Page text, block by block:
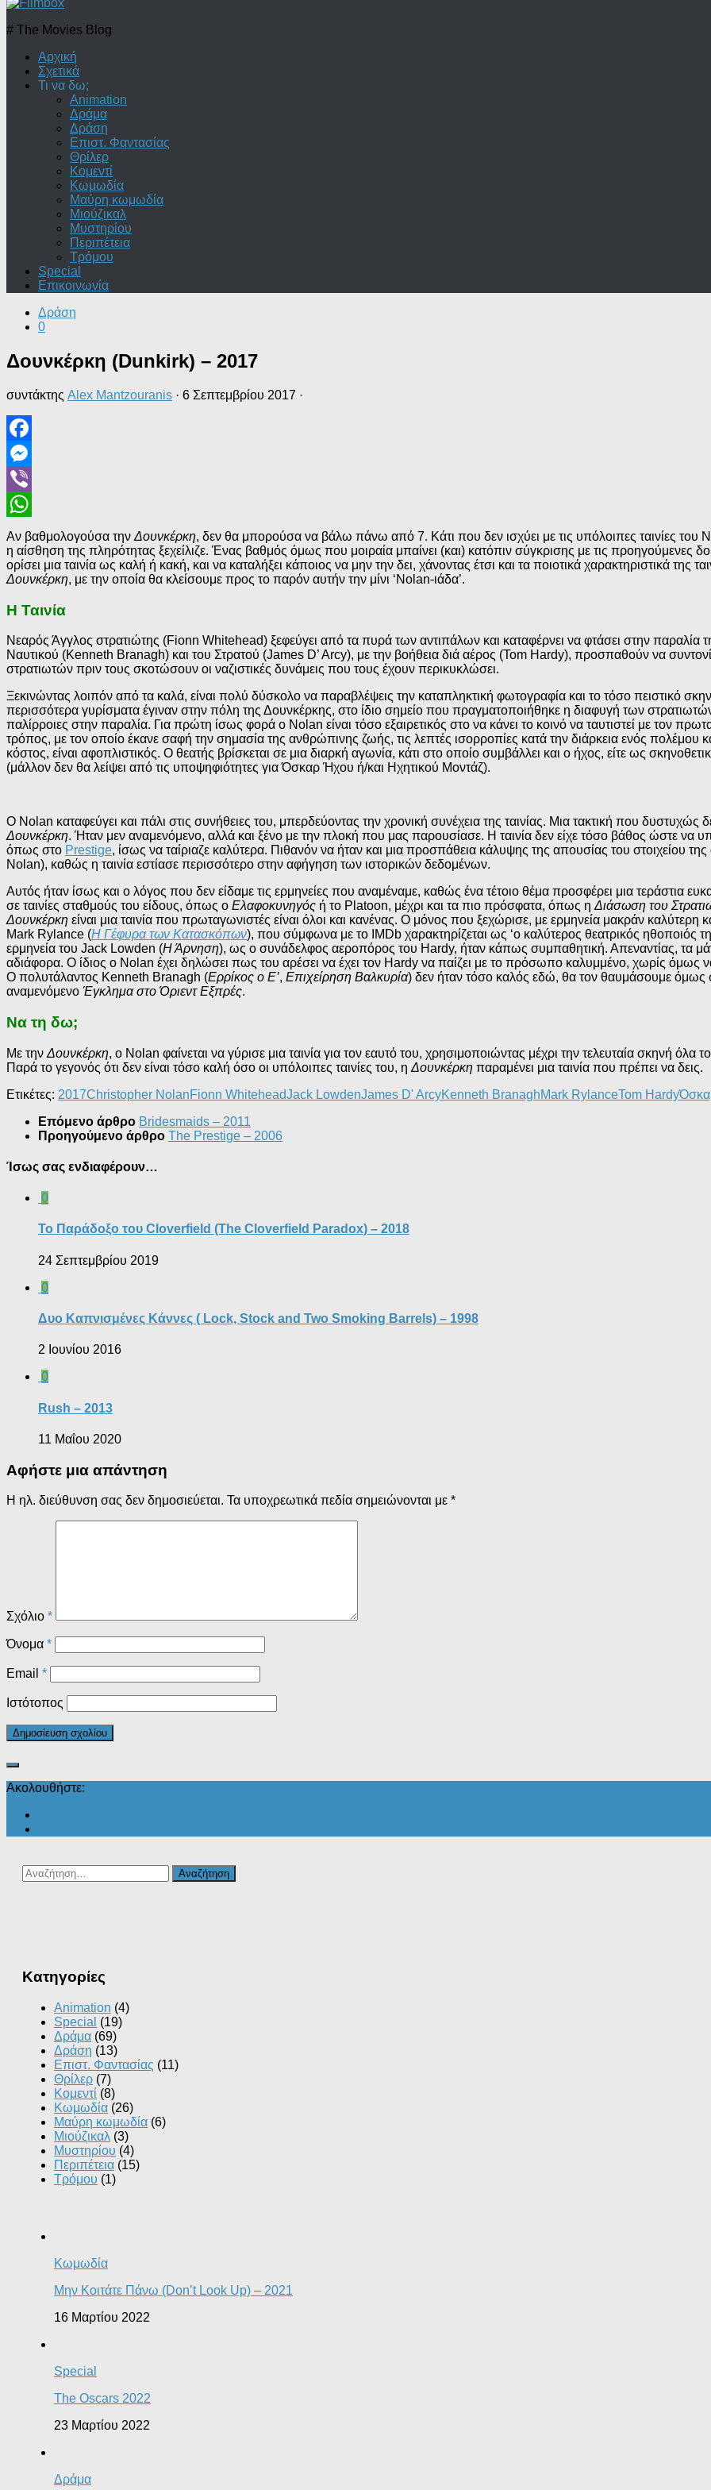
# The Movies Blog
Αρχική
Σχετικά
Τι να δω;
Animation
Δράμα
Δράση
Επιστ. Φαντασίας
Θρίλερ
Κομεντί
Κωμωδία
Μαύρη κωμωδία
Μιούζικαλ
Μυστηρίου
Περιπέτεια
Τρόμου
Special
Επικοινωνία
Δράση
0
Δουνκέρκη (Dunkirk) – 2017
συντάκτης Alex Mantzouranis · 6 Σεπτεμβρίου 2017 ·
Facebook
Messenger
Viber
WhatsApp
Αν βαθμολογούσα την Δουνκέρκη, δεν θα μπορούσα να βάλω πάνω από 7. Κάτι που δεν ισχύει με τις υπόλοιπες ταινίες
η αίσθηση της πληρότητας ξεχείλιζε. Ένας βαθμός όμως που μοιραία μπαίνει (και) κατόπιν σύγκρισης με τις προηγούμενες
ορίσει μια ταινία ως καλή ή κακή, και να καταλήξει κάποιος να μην την δει, χάνοντας έτσι και τα ποιοτικά χαρακτηριστικά της
Δουνκέρκη, με την οποία θα κλείσουμε προς το παρόν αυτήν την μίνι ‘Nolan-ιάδα’.
Η Ταινία
Νεαρός Άγγλος στρατιώτης (Fionn Whitehead) ξεφεύγει από τα πυρά των αντιπάλων και καταφέρνει να φτάσει στην παραλία
Ναυτικού (Kenneth Branagh) και του Στρατού (James D’ Arcy), με την βοήθεια διά αέρος (Tom Hardy), προσπαθούν να
στρατιωτών πριν τους σκοτώσουν οι ναζιστικές δυνάμεις που τους έχουν περικυκλώσει.
Ξεκινώντας λοιπόν από τα καλά, είναι πολύ δύσκολο να παραβλέψεις την καταπληκτική φωτογραφία και το τόσο πειστικό
περισσότερα γυρίσματα έγιναν στην πόλη της Δουνκέρκης, στο ίδιο σημείο που πραγματοποιήθηκε η διαφυγή των
παλίρροιες στην παραλία. Για πρώτη ίσως φορά ο Nolan είναι τόσο εξαιρετικός στο να κάνει το κοινό να ταυτιστεί με τον
τρόπος, με τον οποίο έκανε σαφή την σημασία της ανθρώπινης ζωής, τις λεπτές ισορροπίες κατά την διάρκεια ενός πολέμου
κόστος, είναι αφοπλιστικός. Ο θεατής βρίσκεται σε μια διαρκή αγωνία, κάτι στο οποίο συμβάλλει και ο ήχος, είτε ως
(μάλλον δεν θα λείψει από τις υποψηφιότητες για Όσκαρ Ήχου ή/και Ηχητικού Μοντάζ).
Ο Nolan καταφεύγει και πάλι στις συνήθειες του, μπερδεύοντας την χρονική συνέχεια της ταινίας. Μια τακτική που δυστυχώς
Δουνκέρκη. Ήταν μεν αναμενόμενο, αλλά και ξένο με την πλοκή που μας παρουσίασε. Η ταινία δεν είχε τόσο βάθος ώστε να
όπως στο Prestige, ίσως να ταίριαζε καλύτερα. Πιθανόν να ήταν και μια προσπάθεια κάλυψης της απουσίας του στοιχείου
Nolan), καθώς η ταινία εστίασε περισσότερο στην αφήγηση των ιστορικών δεδομένων.
Αυτός ήταν ίσως και ο λόγος που δεν είδαμε τις ερμηνείες που αναμέναμε, καθώς ένα τέτοιο θέμα προσφέρει μια τεράστια
σε ταινίες σταθμούς του είδους, όπως ο Ελαφοκυνηγός ή το Platoon, μέχρι και τα πιο πρόσφατα, όπως η Διάσωση του
Δουνκέρκη είναι μια ταινία που πρωταγωνιστές είναι όλοι και κανένας. Ο μόνος που ξεχώρισε, με ερμηνεία μακράν
Mark Rylance (Η Γέφυρα των Κατασκόπων), που σύμφωνα με το IMDb χαρακτηρίζεται ως ‘ο καλύτερος θεατρικός ηθοποιός
ερμηνεία του Jack Lowden (Η Άρνηση), ως ο συνάδελφος αεροπόρος του Hardy, ήταν κάπως συμπαθητική. Απεναντίας, τα
αδιάφορα. Ο ίδιος ο Nolan έχει δηλώσει πως του αρέσει να έχει τον Hardy να παίζει με το πρόσωπο καλυμμένο, χωρίς όμως
Ο πολυτάλαντος Kenneth Branagh (Ερρίκος ο Ε’, Επιχείρηση Βαλκυρία) δεν ήταν τόσο καλός εδώ, θα τον θαυμάσουμε όμως
αναμενόμενο Έγκλημα στο Όριεντ Εξπρές.
Να τη δω;
Με την Δουνκέρκη, ο Nolan φαίνεται να γύρισε μια ταινία για τον εαυτό του, χρησιμοποιώντας μέχρι την τελευταία σκηνή όλα
Παρά το γεγονός ότι δεν είναι τόσο καλή όσο οι υπόλοιπες ταινίες του, η Δουνκέρκη παραμένει μια ταινία που πρέπει να δεις.
Ετικέτες: 2017Christopher NolanFionn WhiteheadJack LowdenJames D' ArcyKenneth BranaghMark RylanceTom Hardy
Επόμενο άρθρο Bridesmaids – 2011
Προηγούμενο άρθρο The Prestige – 2006
Ίσως σας ενδιαφέρουν…
0
Το Παράδοξο του Cloverfield (The Cloverfield Paradox) – 2018
24 Σεπτεμβρίου 2019
0
Δυο Καπνισμένες Κάννες ( Lock, Stock and Two Smoking Barrels) – 1998
2 Ιουνίου 2016
0
Rush – 2013
11 Μαΐου 2020
Αφήστε μια απάντηση
Η ηλ. διεύθυνση σας δεν δημοσιεύεται. Τα υποχρεωτικά πεδία σημειώνονται με *
Σχόλιο *
Όνομα *
Email *
Ιστότοπος
Ακολουθήστε:
Αναζήτηση
για:
Kατηγορίες
Animation (4)
Special (19)
Δράμα (69)
Δράση (13)
Επιστ. Φαντασίας (11)
Θρίλερ (7)
Κομεντί (8)
Κωμωδία (26)
Μαύρη κωμωδία (6)
Μιούζικαλ (3)
Μυστηρίου (4)
Περιπέτεια (15)
Τρόμου (1)
Κωμωδία
Μην Κοιτάτε Πάνω (Don’t Look Up) – 2021
16 Μαρτίου 2022
Special
The Oscars 2022
23 Μαρτίου 2022
Δράμα